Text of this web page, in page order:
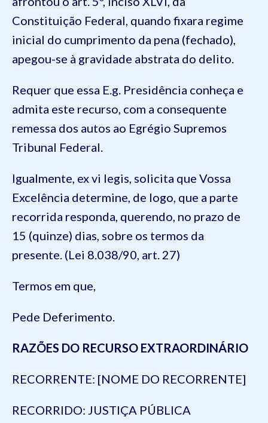
Constituição Federal, quando fixara regime
inicial do cumprimento da pena (fechado),
apegou-se à gravidade abstrata do delito.
Requer que essa E.g. Presidência conheça e
admita este recurso, com a consequente
remessa dos autos ao Egrégio Supremos
Tribunal Federal.
Igualmente, ex vi legis, solicita que Vossa
Excelência determine, de logo, que a parte
recorrida responda, querendo, no prazo de
15 (quinze) dias, sobre os termos da
presente. (Lei 8.038/90, art. 27)
Termos em que,
Pede Deferimento.
RAZÕES DO RECURSO EXTRAORDINÁRIO
RECORRENTE: [NOME DO RECORRENTE]
RECORRIDO: JUSTIÇA PÚBLICA